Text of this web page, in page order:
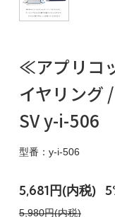
≪アプリコ
イヤリング
SV y-i-506
型番：y-i-506
5,681円(内税)
5,980円(内税)